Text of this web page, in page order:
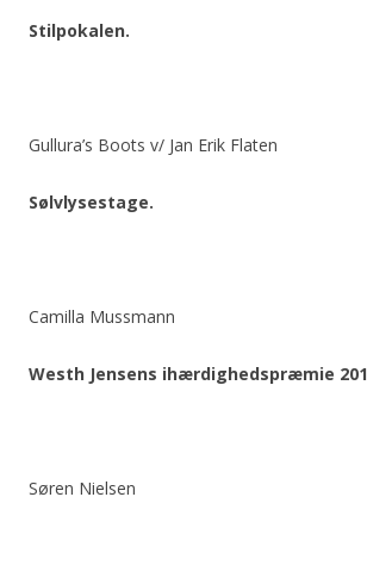
Stilpokalen.
Gullura’s Boots v/ Jan Erik Flaten
Sølvlysestage.
Camilla Mussmann
Westh Jensens ihærdighedspræmie
Søren Nielsen